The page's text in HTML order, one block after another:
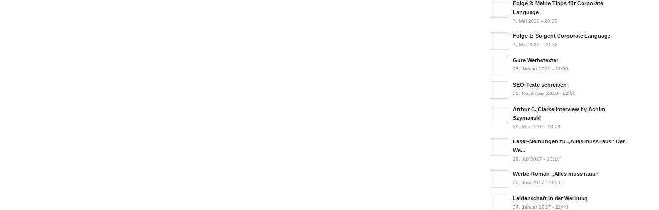
Folge 2: Meine Tipps für Corporate
Language
7. Mai 2020 - 20:20
Folge 1: So geht Corporate Language
7. Mai 2020 - 20:12
Gute Werbetexter
25. Januar 2020 - 14:00
SEO-Texte schreiben
28. November 2018 - 12:00
Arthur C. Clarke Interview by Achim
Szymanski
29. Mai 2018 - 18:53
Leser-Meinungen zu „Alles muss raus“ Der
We...
19. Juli 2017 - 13:10
Werbe-Roman „Alles muss raus“
30. Juni 2017 - 18:56
Leidenschaft in der Werbung
24. Januar 2017 - 22:40